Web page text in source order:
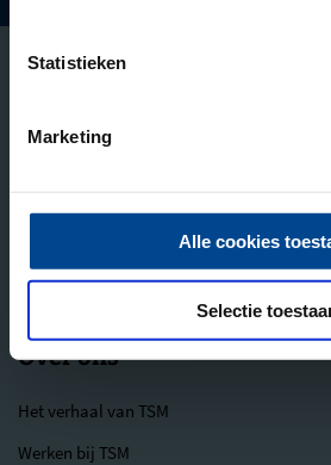
Statistieken
Marketing
Alle cookies
Selectie
Leergang Bedrijfskunde
MBA Innovatie & Leiderschap
Fast Track Bedrijfskunde
Over ons
Het verhaal van TSM
Werken bij TSM